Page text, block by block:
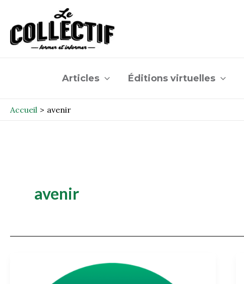
contenu
Articles Éditions virtuelles
Accueil avenir
avenir